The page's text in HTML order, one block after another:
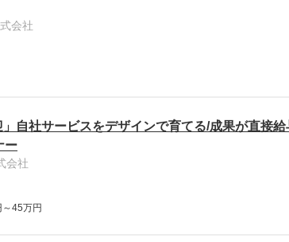
会社
」自社サービスをデザインで育てる/成果が直接
ー
会社
45万円